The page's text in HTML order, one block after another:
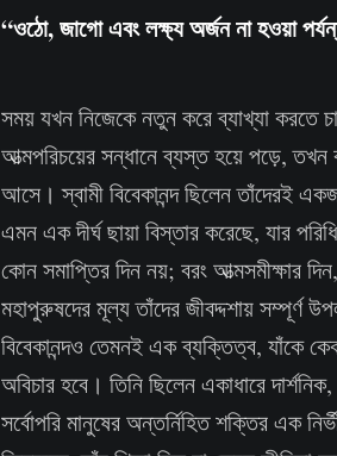
“ওঠো, জাগো এবং লক্ষ্য অর্জন না হওয়া
সময় যখন নিজেকে নতুন করে ব্যাখ্যা করতে
আত্মপরিচয়ের সন্ধানে ব্যস্ত হয়ে পড়ে,
আসে। স্বামী বিবেকানন্দ ছিলেন তাঁদেরই
এমন এক দীর্ঘ ছায়া বিস্তার করেছে, যার
কোন সমাপ্তির দিন নয়; বরং আত্মসমীক্ষার
মহাপুরুষদের মূল্য তাঁদের জীবদ্দশায় সম্পূর্ণ
বিবেকানন্দও তেমনই এক ব্যক্তিত্ব, যাঁকে
অবিচার হবে। তিনি ছিলেন একাধারে
সর্বোপরি মানুষের অন্তর্নিহিত শক্তির এক